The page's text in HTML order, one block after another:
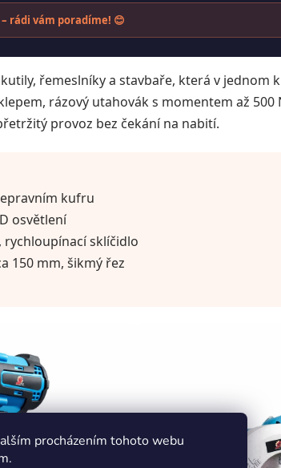
procházením tohoto webu
rádi vám poradíme! 😊
řemeslníky a stavbaře, která v jednom
rázový utahovák s momentem až
provoz bez čekání na nabití.
kufru
osvětlení
rychloupínací sklíčidlo
150 mm, šikmý řez